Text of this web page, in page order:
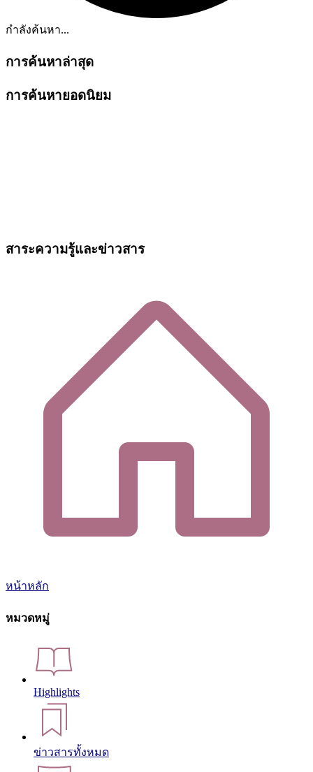
กำลังค้นหา...
การค้นหาล่าสุด
การค้นหายอดนิยม
สาระความรู้และข่าวสาร
หน้าหลัก
หมวดหมู่
Highlights
ข่าวสารทั้งหมด